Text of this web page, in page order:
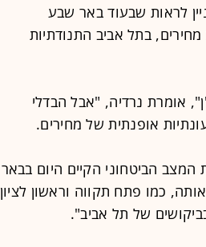
לראות שבעוד באר שבע
בתל אביב התנודתיות
אומרת נרדיה, "אבל הבדלי
אופנתית של מחירים.
הביטחוני הקיים היום בבאר
כמו פתח תקווה וראשון לציון
של תל אביב".